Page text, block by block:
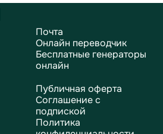
Почта
Онлайн переводчик
Бесплатные генераторы
онлайн
Публичная оферта
Соглашение с
подпиской
Политика